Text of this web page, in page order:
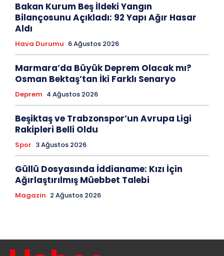
Bakan Kurum Beş İldeki Yangın
Bilançosunu Açıkladı: 92 Yapı Ağır Hasar
Aldı
Hava Durumu 6 Ağustos 2026
Marmara’da Büyük Deprem Olacak mı?
Osman Bektaş’tan İki Farklı Senaryo
Deprem 4 Ağustos 2026
Beşiktaş ve Trabzonspor’un Avrupa Ligi
Rakipleri Belli Oldu
Spor 3 Ağustos 2026
Güllü Dosyasında İddianame: Kızı İçin
Ağırlaştırılmış Müebbet Talebi
Magazin 2 Ağustos 2026